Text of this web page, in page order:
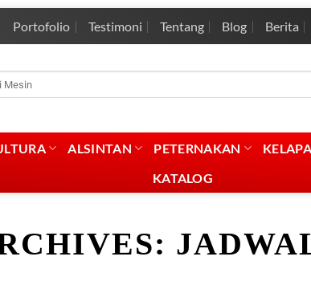
Portofolio Testimoni Tentang Blog Berita
ALSINTAN PETERNAKAN KELAPA
KATALOG